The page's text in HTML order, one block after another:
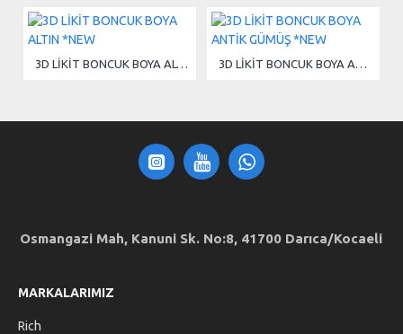
3D LİKİT BONCUK BOYA ALTIN *NEW 3D LİKİT BONCUK BOYA ANTİK GÜMÜŞ *NEW
Osmangazi Mah, Kanuni Sk. No:8, 41700 Darıca/Kocaeli
MARKALARIMIZ
Rich